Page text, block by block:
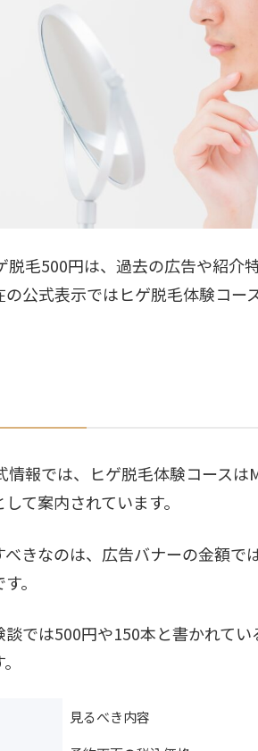
脱毛500円は、過去の広告や紹
の公式表示ではヒゲ脱毛体験コ
情報では、ヒゲ脱毛体験コース
て案内されています。
きなのは、広告バナーの金額
。
では500円や150本と書かれて
見るべき内容